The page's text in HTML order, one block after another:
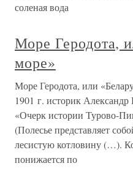
соленая вода
Море Геродота,
море»
Море Геродота, или
1901 г. историк
«Очерк истории Турово-
(Полесье представляет
лесистую котловину (…).
понижается по